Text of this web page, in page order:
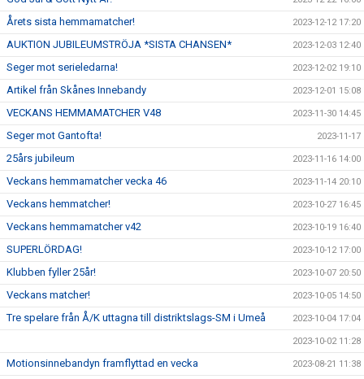
Årets sista hemmamatcher! 2023-12-12 17:20
AUKTION JUBILEUMSTRÖJA *SISTA CHANSEN* 2023-12-03 12:40
Seger mot serieledarna! 2023-12-02 19:10
Artikel från Skånes Innebandy 2023-12-01 15:08
VECKANS HEMMAMATCHER V48 2023-11-30 14:45
Seger mot Gantofta! 2023-11-17
25års jubileum 2023-11-16 14:00
Veckans hemmamatcher vecka 46 2023-11-14 20:10
Veckans hemmatcher! 2023-10-27 16:45
Veckans hemmamatcher v42 2023-10-19 16:40
SUPERLÖRDAG! 2023-10-12 17:00
Klubben fyller 25år! 2023-10-07 20:50
Veckans matcher! 2023-10-05 14:50
Tre spelare från Å/K uttagna till distriktslags-SM i Umeå 2023-10-04 17:04
2023-10-02 11:28
Motionsinnebandyn framflyttad en vecka 2023-08-21 11:38